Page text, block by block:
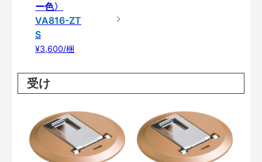
ー色〉
VA816-ZT
S
¥3,600/梱
受け